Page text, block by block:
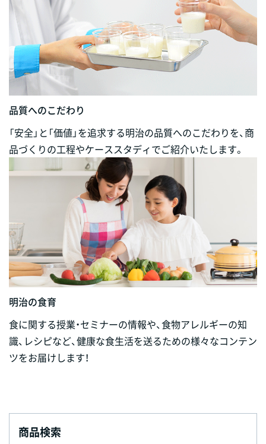
品質へのこだわり
「安全」と「価値」を追求する明治の品質へのこだわりを、商
品づくりの工程やケーススタディでご紹介いたします。
明治の食育
食に関する授業・セミナーの情報や、食物アレルギーの知
識、レシピなど、健康な食生活を送るための様々なコンテン
ツをお届けします！
商品検索